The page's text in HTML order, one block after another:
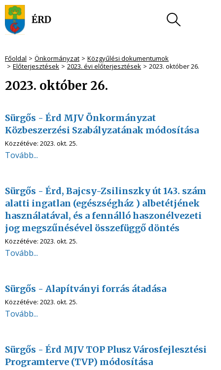
Főoldal Önkormányzat
Közgyűlési dokumentumok
Előterjesztések
2023. évi előterjesztések 2023. október 26.
2023. október 26.
Sürgős - Érd MJV Önkormányzat
Közbeszerzési Szabályzatának módosítása
Közzétéve: 2023. okt. 25.
Tovább...
Sürgős - Érd, Bajcsy-Zsilinszky út 143. szám
alatti ingatlan (egészségház ) albetétjének
használatával, és a fennálló haszonélvezeti
jog megszűnésével összefüggő döntés
Közzétéve: 2023. okt. 25.
Tovább...
Sürgős - Alapítványi forrás átadása
Közzétéve: 2023. okt. 25.
Tovább...
Sürgős - Érd MJV TOP Plusz Városfejlesztési
Programterve (TVP) módosítása